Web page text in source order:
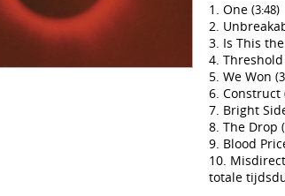
One (3:48)
Is This
Threshold
We Won
Construct
Bright
The Drop
Blood
totale